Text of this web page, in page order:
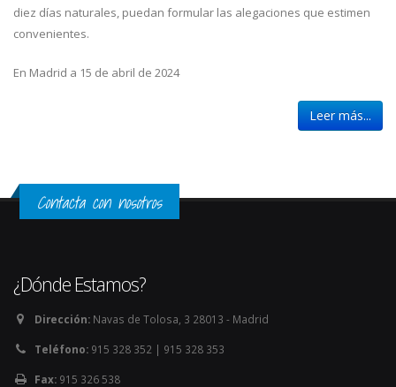
diez días naturales, puedan formular las alegaciones que estimen
convenientes.
En Madrid a 15 de abril de 2024
Leer más...
Contacta con nosotros
¿Dónde Estamos?
Dirección: Navas de Tolosa, 3 28013 - Madrid
Teléfono: 915 328 352 | 915 328 353
Fax: 915 326 538